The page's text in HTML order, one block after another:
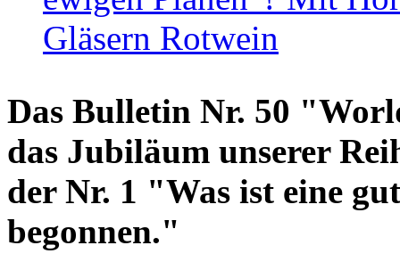
Gläsern Rotwein
Das Bulletin Nr. 50
das Jubiläum unserer
der Nr. 1 "Was ist eine
begonnen."